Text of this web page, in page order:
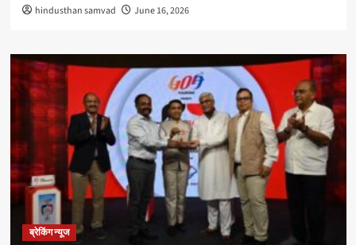
hindusthan samvad June 16, 2026
ब्रेकिंग न्यूज